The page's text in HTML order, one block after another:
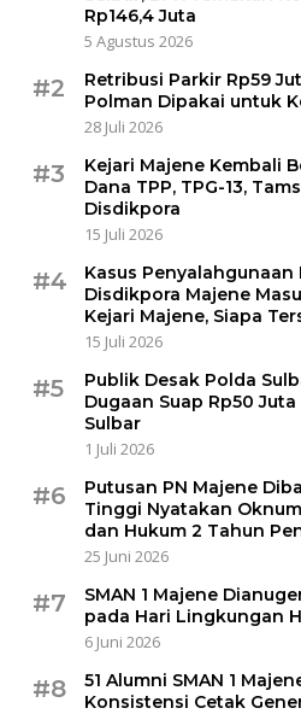
Rp146,4 Juta
5 Agustus 2026
#2
Retribusi Parkir Rp59
Polman Dipakai untuk
28 Juli 2026
#3
Kejari Majene Kembali
Dana TPP, TPG-13,
Disdikpora
15 Juli 2026
#4
Kasus Penyalahgunaan
Disdikpora Majene
Kejari Majene, Siapa
15 Juli 2026
#5
Publik Desak Polda
Dugaan Suap Rp50
Sulbar
1 Juli 2026
#6
Putusan PN Majene
Tinggi Nyatakan
dan Hukum 2 Tahun
25 Juni 2026
#7
SMAN 1 Majene
pada Hari Lingkungan
6 Juni 2026
#8
51 Alumni SMAN 1
Konsistensi Cetak